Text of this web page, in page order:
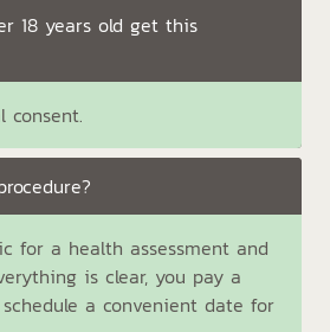
18 years old get this
consent.
for a health assessment and
is clear, you pay a
a convenient date for